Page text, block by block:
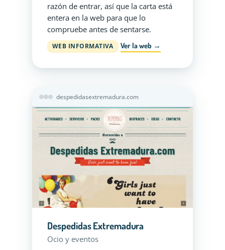
razón de entrar, así que la carta está
entera en la web para que lo
compruebe antes de sentarse.
WEB INFORMATIVA Ver la web →
despedidasextremadura.com
Despedidas Extremadura
Ocio y eventos